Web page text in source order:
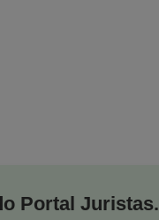
Portal Juristas.